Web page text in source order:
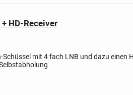
HD-Receiver
mit 4 fach LNB und dazu einen